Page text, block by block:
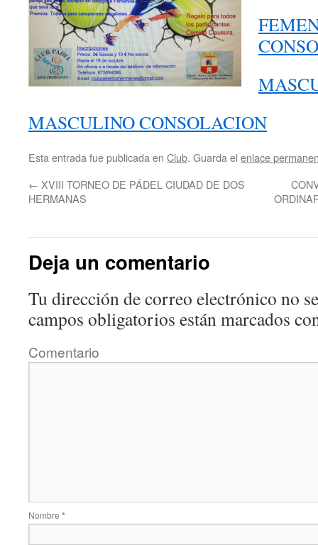
MASCULINO CONSOLACION
Esta entrada fue publicada en Club. Guarda el enlace
← XVIII TORNEO DE PÁDEL CIUDAD DE DOS
HERMANAS
Deja un comentario
Tu dirección de correo electrónico no
campos obligatorios están marcados
Comentario
Nombre *